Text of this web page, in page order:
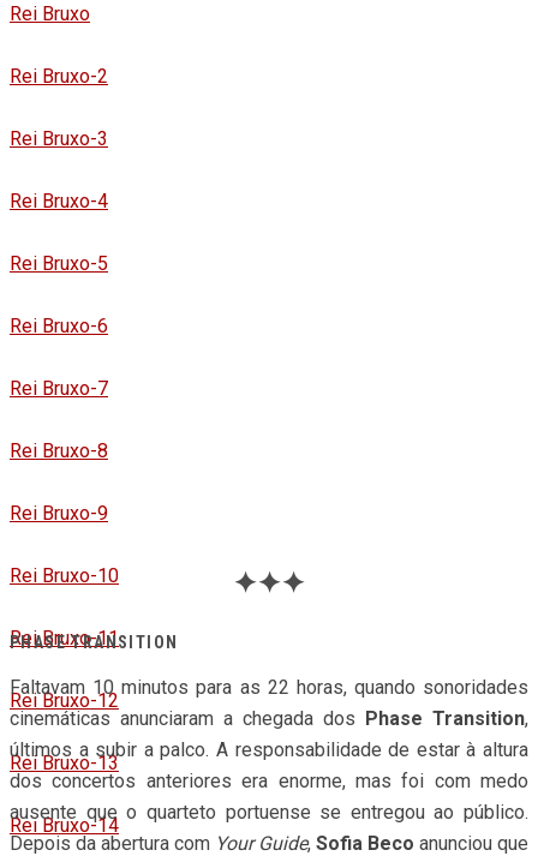
Rei Bruxo
Rei Bruxo-2
Rei Bruxo-3
Rei Bruxo-4
Rei Bruxo-5
Rei Bruxo-6
Rei Bruxo-7
Rei Bruxo-8
Rei Bruxo-9
Rei Bruxo-10
Rei Bruxo-11
Rei Bruxo-12
Rei Bruxo-13
Rei Bruxo-14
✦✦✦
PHASE TRANSITION
Faltavam 10 minutos para as 22 horas, quando sonoridades
cinemáticas anunciaram a chegada dos Phase Transition,
últimos a subir a palco. A responsabilidade de estar à altura
dos concertos anteriores era enorme, mas foi com medo
ausente que o quarteto portuense se entregou ao público.
Depois da abertura com Your Guide, Sofia Beco anunciou que